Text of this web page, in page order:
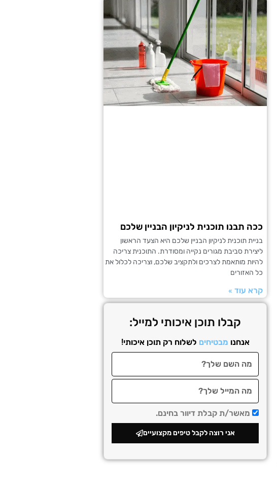
ככה תבנו תוכנית לניקיון הבניין שלכם
בניית תוכנית לניקיון הבניין שלכם היא הצעד הראשון
ליצירת סביבת מגורים נקייה ומסודרת. התוכנית צריכה
להיות מותאמת לצרכים ולתקציב שלכם, וצריכה לכלול את
כל האזורים
קרא עוד »
קבלו תוכן איכותי למייל:
אנחנו מבטיחים לשלוח רק תוכן איכותי!
מאשר/ת קבלת דיוור בחינם.
אני רוצה לקבל טיפים מקצועיים